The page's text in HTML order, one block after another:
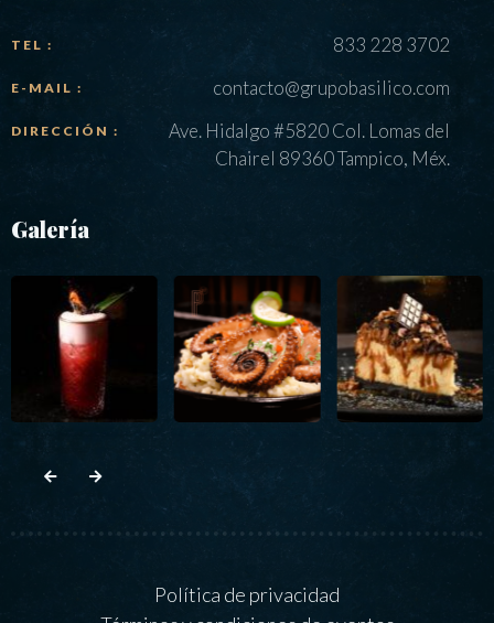
TEL : 833 228 3702
E-MAIL : contacto@grupobasilico.com
DIRECCIÓN :
Ave. Hidalgo #5820 Col. Lomas del
Chairel 89360 Tampico, Méx.
Galería
Política de privacidad